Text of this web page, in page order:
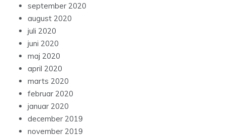
september 2020
august 2020
juli 2020
juni 2020
maj 2020
april 2020
marts 2020
februar 2020
januar 2020
december 2019
november 2019